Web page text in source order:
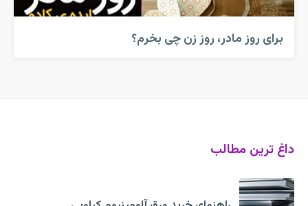
برای روز مادر، روز زن چی بخرم؟
داغ ترین مطالب